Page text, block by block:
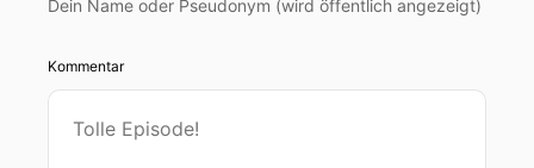
Dein Name oder Pseudonym (wird öffentlich angezeigt)
Kommentar